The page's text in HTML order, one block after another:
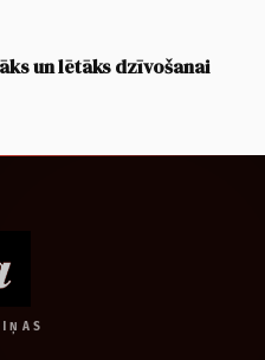
un lētāks dzīvošanai